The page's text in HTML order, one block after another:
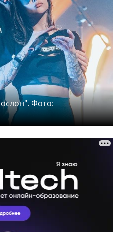
Фото: